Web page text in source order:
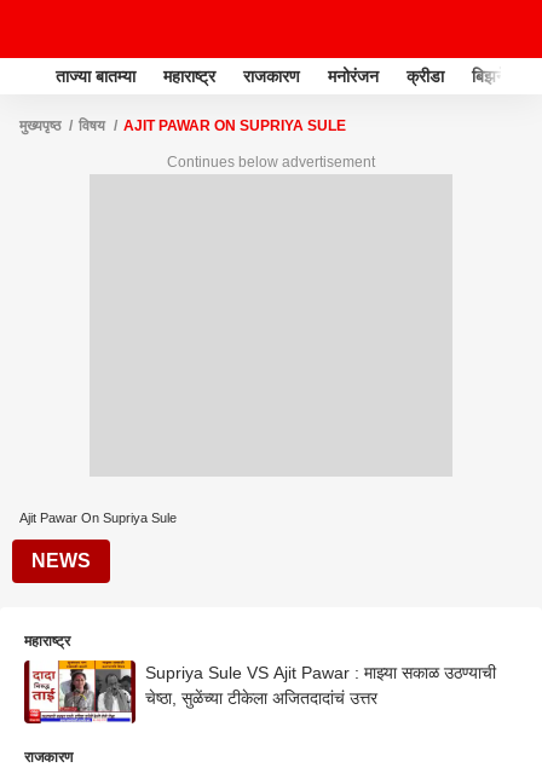
ताज्या बातम्या महाराष्ट्र राजकारण मनोरंजन क्रीडा बिझनेस
मुख्यपृष्ठ विषय AJIT PAWAR ON SUPRIYA SULE
Continues below advertisement
Ajit Pawar On Supriya Sule
NEWS
महाराष्ट्र
Supriya Sule VS Ajit Pawar : माझ्या सकाळ उठण्याची
चेष्ठा, सुळेंच्या टीकेला अजितदादांचं उत्तर
राजकारण